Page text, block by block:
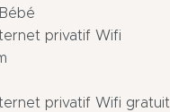
privatif Wifi
privatif Wifi gratuit